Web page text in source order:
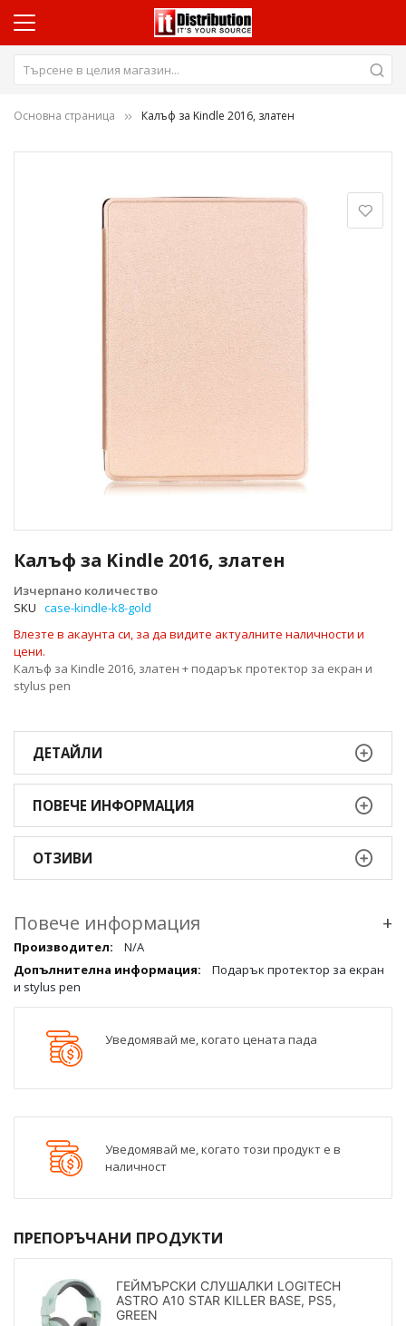
Основна страница Калъф за Kindle 2016, златен
Калъф за Kindle 2016, златен
Изчерпано количество
SKU case-kindle-k8-gold
Влезте в акаунта си, за да видите актуалните наличности и
цени.
Калъф за Kindle 2016, златен + подарък протектор за екран и
stylus pen
към
началото
на
галерия
снимки
ДЕТАЙЛИ
ПОВЕЧЕ ИНФОРМАЦИЯ
ОТЗИВИ
Повече информация +
Повече
информация
qqq
N/A
Подарък протектор за екран
и stylus pen
Уведомявай ме, когато цената пада
Уведомявай ме, когато този продукт е в
наличност
ПРЕПОРЪЧАНИ ПРОДУКТИ
ГЕЙМЪРСКИ СЛУШАЛКИ LOGITECH
ASTRO A10 STAR KILLER BASE, PS5,
GREEN